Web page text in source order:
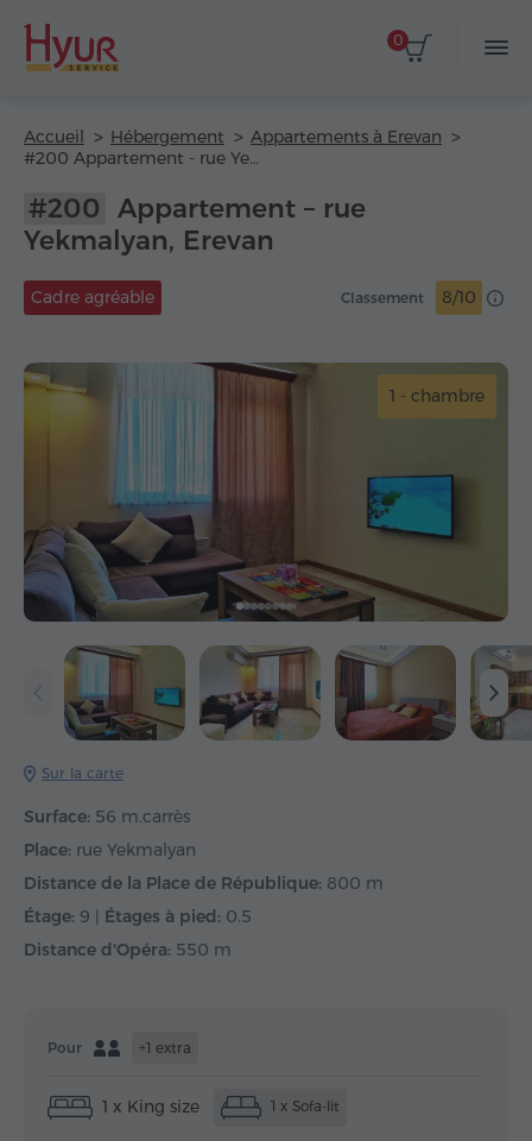
0
Accueil Hébergement
Appartements à Erevan
#200 Appartement - rue Yekmalyan
#200 Appartement – rue
Yekmalyan, Erevan
Cadre agréable Classement 8/10
1 - chambre
Sur la carte
Surface: 56 m.carrès
Place: rue Yekmalyan
Distance de la Place de République: 800 m
Étage: 9 | Étages à pied: 0.5
Distance d'Opéra: 550 m
Pour +1 extra
1 x King size 1 x Sofa-lit